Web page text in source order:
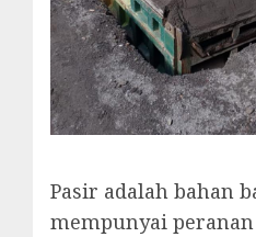
Pasir adalah bahan
mempunyai